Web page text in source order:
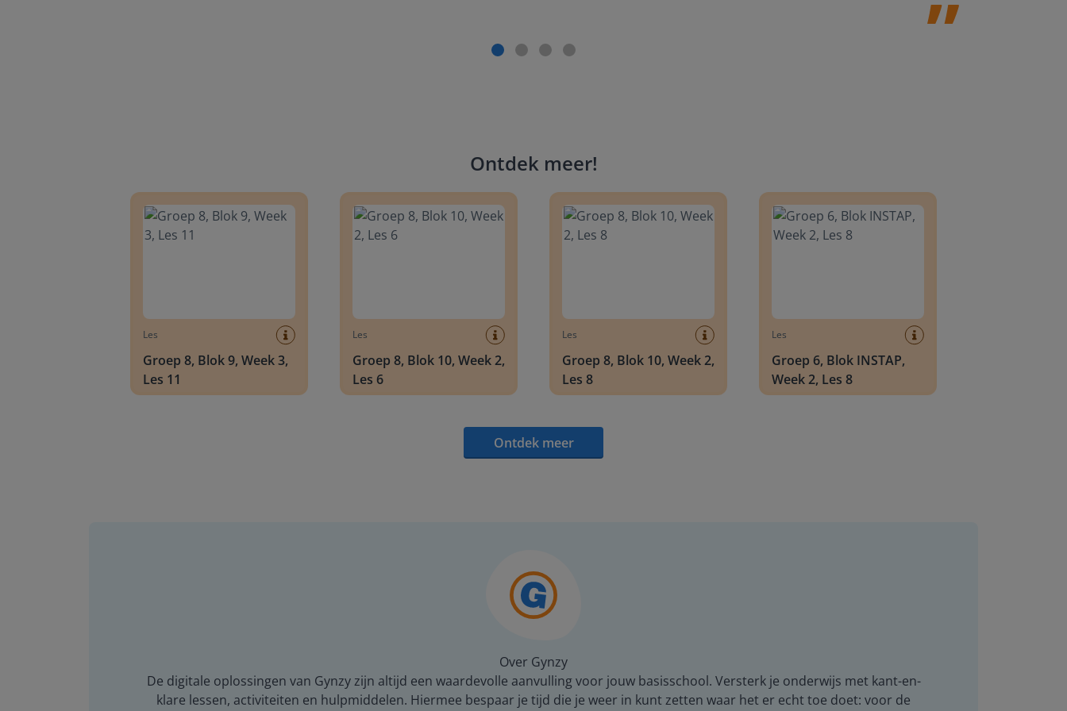
Ontdek meer!
Les
Groep 8, Blok 9, Week 3,
Les 11
Les
Groep 8, Blok 10, Week 2,
Les 6
Les
Groep 8, Blok 10, Week 2,
Les 8
Les
Groep 6, Blok INSTAP,
Week 2, Les 8
Ontdek meer
Over Gynzy
De digitale oplossingen van Gynzy zijn altijd een waardevolle aanvulling voor jouw basisschool. Versterk je onderwijs met kant-en-
klare lessen, activiteiten en hulpmiddelen. Hiermee bespaar je tijd die je weer in kunt zetten waar het er echt toe doet: voor de